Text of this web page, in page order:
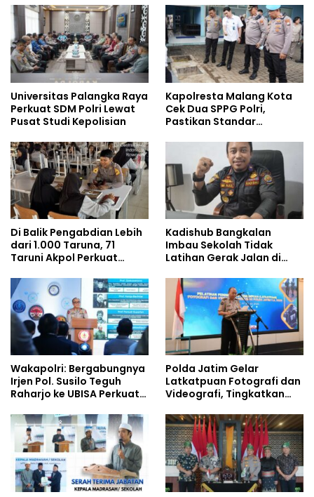
Universitas Palangka Raya
Perkuat SDM Polri Lewat
Pusat Studi Kepolisian
Kapolresta Malang Kota
Cek Dua SPPG Polri,
Pastikan Standar
Pengelolaan Limbah
Berjalan Optimal
Di Balik Pengabdian Lebih
dari 1.000 Taruna, 71
Taruni Akpol Perkuat
Siswa Sekolah Rakyat
Kadishub Bangkalan
Imbau Sekolah Tidak
Latihan Gerak Jalan di
Wakapolri: Bergabungnya
Irjen Pol. Susilo Teguh
Raharjo ke UBISA Perkuat
Studi Kepolisian
Polda Jatim Gelar
Latkatpuan Fotografi dan
Videografi, Tingkatkan
Era Digital